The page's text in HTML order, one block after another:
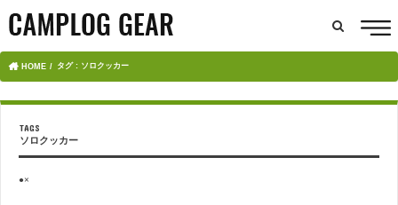
HOME タグ : ソロクッカー
ソロクッカー
●×